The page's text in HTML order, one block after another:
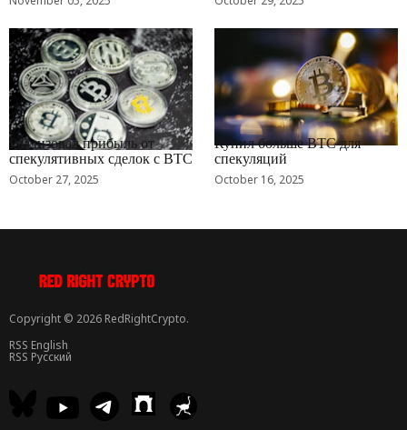
RRCNEWS_RU
Реализовал прибыль от
спекулятивных сделок с BTC
October 27, 2025
RRCNEWS_RU
Купил больше BTC для
спекуляций
October 16, 2025
Copyright © 2026 RedRightCrypto.
RSS English
RSS Русский